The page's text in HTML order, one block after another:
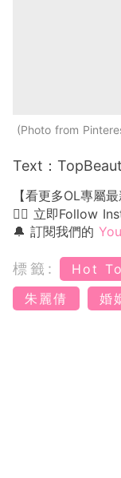
Photo from
Text：
【看更多OL專屬
👉🏻 立即Follow
🔔 訂閱我們的
標籤: Hot
朱麗倩
婚